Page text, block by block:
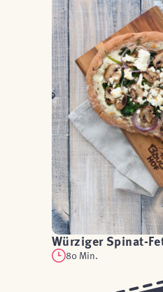
Würziger Spinat-
80 Min.